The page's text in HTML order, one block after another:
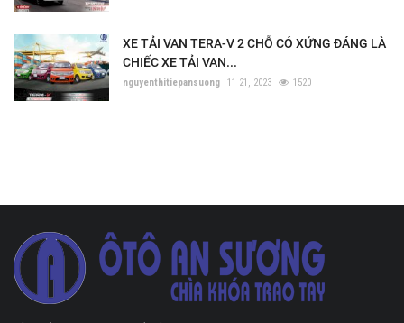
XE TẢI VAN TERA-V 2 CHỖ CÓ XỨNG ĐÁNG LÀ
CHIẾC XE TẢI VAN...
nguyenthitiepansuong 11 21, 2023 1520